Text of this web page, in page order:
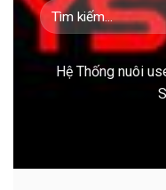
Hệ Thống nuôi